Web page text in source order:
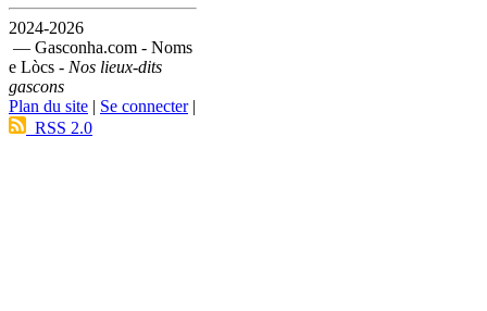
2024-2026
— Gasconha.com - Noms
e Lòcs - Nos lieux-dits
gascons
Plan du site | Se connecter|
RSS 2.0